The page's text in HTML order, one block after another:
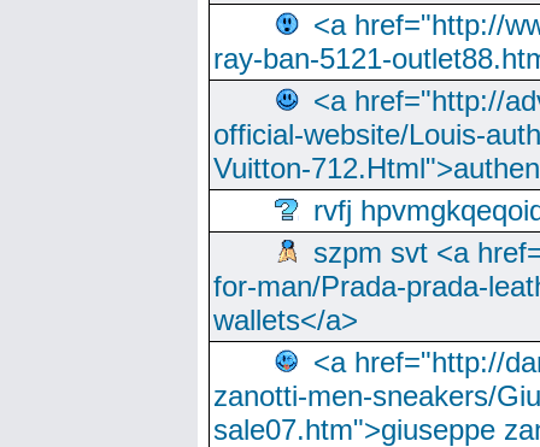
<a href="http://
ray-ban-5121-
<a href="http://
official-website/Louis-
Vuitton-
rvfj
szpm svt <a
for-man/Prada-prada-
wallets</a>
<a href="http://
zanotti-men-sneakers/
sale07.htm">giuseppe